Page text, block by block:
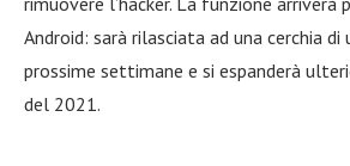
Android: sarà rilasciata ad una cerchia
prossime settimane e si espanderà
del 2021.